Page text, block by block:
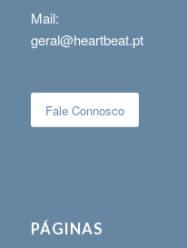
Mail:
geral@heartbeat.pt
Fale Connosco
PÁGINAS